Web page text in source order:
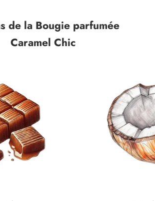
de la Bougie parfumée
Caramel Chic